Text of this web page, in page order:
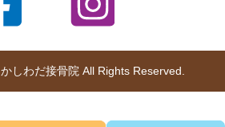
しわだ接骨院 All Rights Reserved.